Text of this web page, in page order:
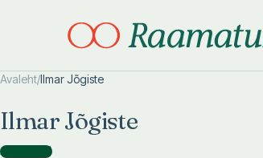
Avaleht/Ilmar Jõgiste
Ilmar Jõgiste
Autorina )